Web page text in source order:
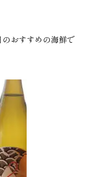
おすすめの海鮮で